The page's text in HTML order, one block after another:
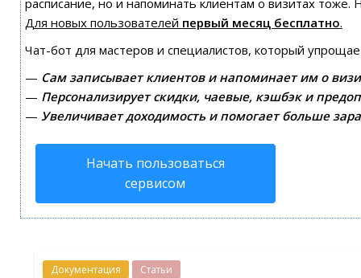
расписание, но и напоминать клиентам о визитах
Для новых пользователей первый месяц бесплатно.
Чат-бот для мастеров и специалистов, который
— Сам записывает клиентов и напоминает им о
— Персонализирует скидки, чаевые, кэшбэк и
— Увеличивает доходимость и помогает больше
Начать пользоваться
сервисом
Документация Статьи